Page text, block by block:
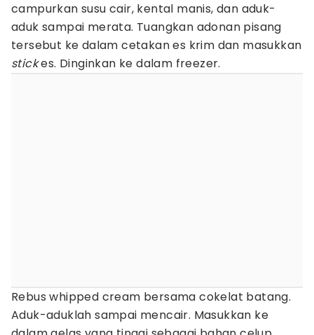
campurkan susu cair, kental manis, dan aduk-
aduk sampai merata. Tuangkan adonan pisang
tersebut ke dalam cetakan es krim dan masukkan
stickes. Dinginkan ke dalam freezer.
Rebus whipped cream bersama cokelat batang.
Aduk-aduklah sampai mencair. Masukkan ke